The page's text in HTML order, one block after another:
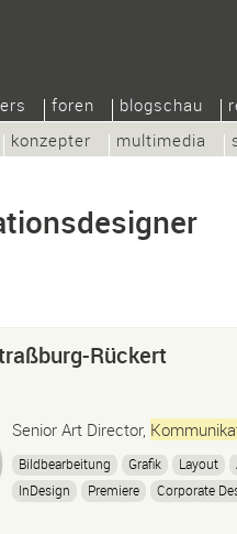
konzepter multimedia
foren blogschau
Rückert
Senior Art Director,
Bildbearbeitung Grafik Layout
InDesign
Premiere Corporate